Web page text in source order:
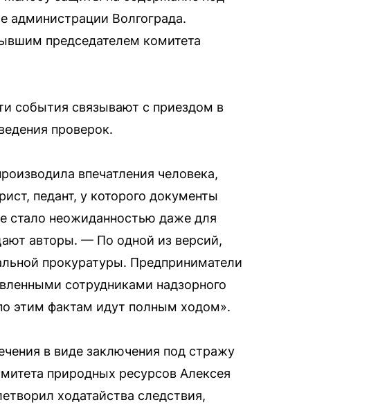
администрации Волгограда.
председателем комитета
события связывают с приездом в
проверок.
впечатления человека,
педант, у которого документы
стало неожиданностью даже для
авторы. — По одной из версий,
прокуратуры. Предприниматели
сотрудниками надзорного
этим фактам идут полным ходом».
в виде заключения под стражу
природных ресурсов Алексея
ходатайства следствия,